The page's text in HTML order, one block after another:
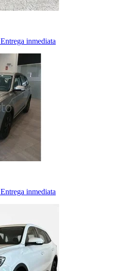
Entrega inmediata
Entrega inmediata